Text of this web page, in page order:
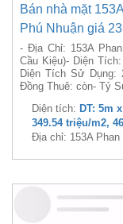
Bán nhà mặt
Phú Nhuận giá
- Địa Chỉ: 153A
Cầu Kiệu)- Diện
Đồng Thuê: còn- Tỷ
Diện tích:DT: 5m